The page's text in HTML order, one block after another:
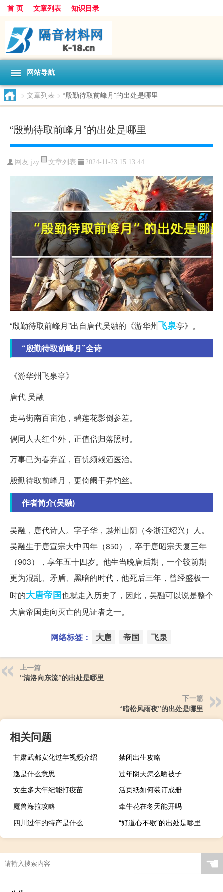
首 页 文章列表 知识目录
网站导航
> 文章列表 > “殷勤待取前峰月”的出处是哪里
“殷勤待取前峰月”的出处是哪里
网友:jzy 文章列表 2024-11-23 15:13:44
“殷勤待取前峰月”出自唐代吴融的《游华州飞泉亭》。
“殷勤待取前峰月”全诗
《游华州飞泉亭》
唐代 吴融
走马街南百亩池，碧莲花影倒参差。
偶同人去红尘外，正值僧归落照时。
万事已为春弃置，百忧须赖酒医治。
殷勤待取前峰月，更倚阑干弄钓丝。
作者简介(吴融)
吴融，唐代诗人。字子华，越州山阴（今浙江绍兴）人。
吴融生于唐宣宗大中四年（850），卒于唐昭宗天复三年
（903），享年五十四岁。他生当晚唐后期，一个较前期
更为混乱、矛盾、黑暗的时代，他死后三年，曾经盛极一
时的大唐帝国也就走入历史了，因此，吴融可以说是整个
大唐帝国走向灭亡的见证者之一。
网络标签： 大唐 帝国 飞泉
上一篇
“清洛向东流”的出处是哪里
下一篇
“暗松风雨夜”的出处是哪里
相关问题
甘肃武都安化过年视频介绍
禁闭出生攻略
逸是什么意思
过年阴天怎么晒被子
女生多大年纪能打疫苗
活页纸如何装订成册
魔兽海拉攻略
牵牛花在冬天能开吗
四川过年的特产是什么
“好道心不歇”的出处是哪里
☚